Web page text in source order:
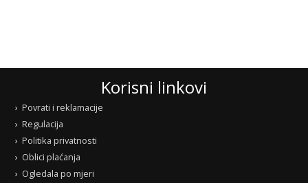
Korisni linkovi
Povrati i reklamacije
Regulacija
Politika privatnosti
Oblici plaćanja
Ogledala po mjeri